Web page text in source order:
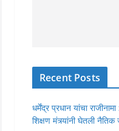
Recent Posts
धर्मेंद्र प्रधान यांचा
शिक्षण मंत्र्यांनी घेतली नैतिक